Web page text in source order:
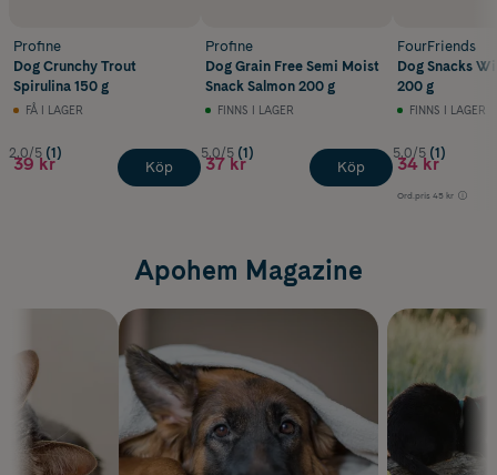
Profine
Dog Crunchy Trout
Spirulina 150 g
FÅ I LAGER
2.0/5 (1)
39 kr Köp
Profine
Dog Grain Free Semi Moist
Snack Salmon 200 g
FINNS I LAGER
5.0/5 (1)
37 kr Köp
FourFriends
Dog Snacks
200 g
FINNS I LAGER
5.0/5 (1)
34 kr
Ord.pris 45 kr
Apohem Magazine